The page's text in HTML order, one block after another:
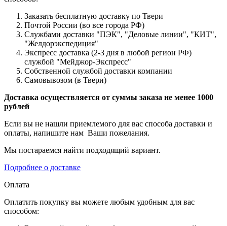
Заказать бесплатную доставку по Твери
Почтой России (во все города РФ)
Службами доставки "ПЭК", "Деловые линии", "КИТ",
"Желдорэкспедиция"
Экспресс доставка (2-3 дня в любой регион РФ)
службой "Мейджор-Экспресс"
Собственной службой доставки компании
Самовывозом (в Твери)
Доставка осуществляется от суммы заказа не менее 1000
рублей
Если вы не нашли приемлемого для вас способа доставки и
оплаты, напишите нам Ваши пожелания.
Мы постараемся найти подходящий вариант.
Подробнее о доставке
Оплата
Оплатить покупку вы можете любым удобным для вас
способом: